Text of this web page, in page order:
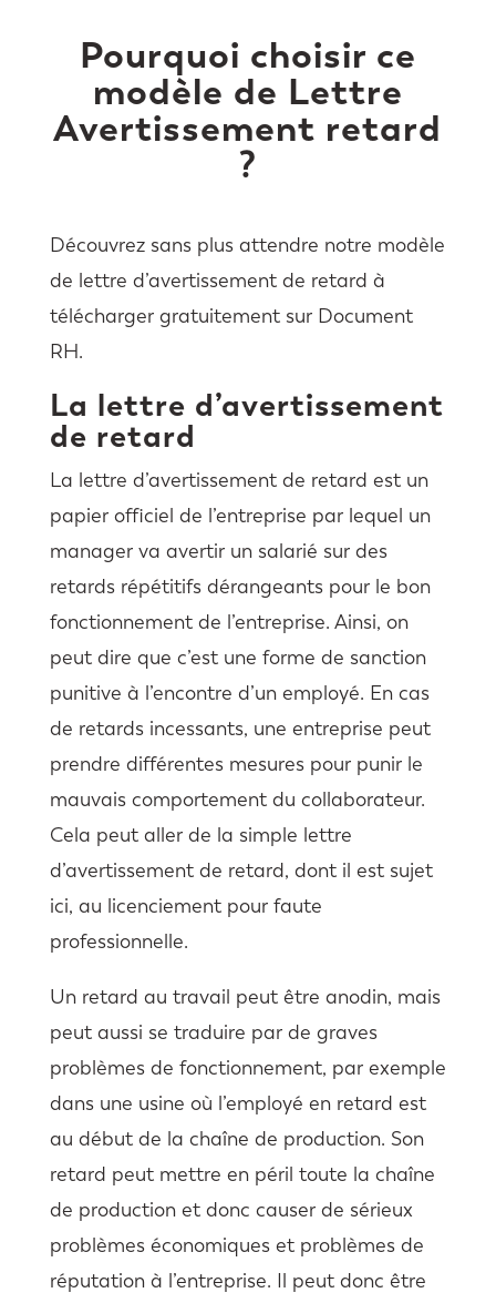
Pourquoi choisir ce
modèle de Lettre
Avertissement retard
?
Découvrez sans plus attendre notre modèle
de lettre d’avertissement de retard à
télécharger gratuitement sur Document
RH.
La lettre d’avertissement
de retard
La lettre d’avertissement de retard est un
papier officiel de l’entreprise par lequel un
manager va avertir un salarié sur des
retards répétitifs dérangeants pour le bon
fonctionnement de l’entreprise. Ainsi, on
peut dire que c’est une forme de sanction
punitive à l’encontre d’un employé. En cas
de retards incessants, une entreprise peut
prendre différentes mesures pour punir le
mauvais comportement du collaborateur.
Cela peut aller de la simple lettre
d’avertissement de retard, dont il est sujet
ici, au licenciement pour faute
professionnelle.
Un retard au travail peut être anodin, mais
peut aussi se traduire par de graves
problèmes de fonctionnement, par exemple
dans une usine où l’employé en retard est
au début de la chaîne de production. Son
retard peut mettre en péril toute la chaîne
de production et donc causer de sérieux
problèmes économiques et problèmes de
réputation à l’entreprise. Il peut donc être